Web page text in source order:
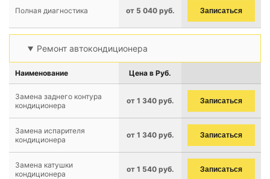
Полная диагностика от 5 040 руб. Записаться
Ремонт автокондиционера
Наименование Цена в Руб.
Замена заднего контура
кондиционера
от 1 340 руб. Записаться
Замена испарителя
кондиционера
от 1 340 руб. Записаться
Замена катушки
кондиционера
от 1 540 руб. Записаться